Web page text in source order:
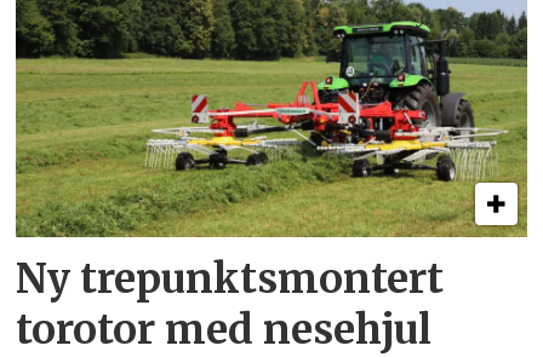
Ny trepunkts­montert
torotor med nesehjul